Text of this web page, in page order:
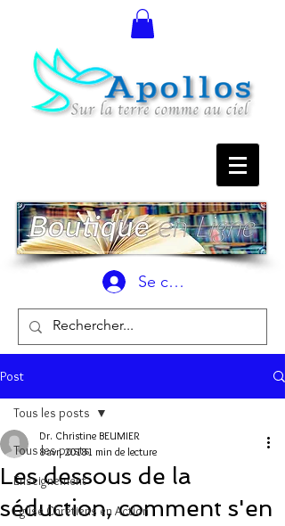
Se connecter
Post
Tous les posts
Enseignement
Eglise Chrétiens en Action
Tous les posts
Les dessous de la
séduction, comment s'en
Dr. Christine BEUMIER
8 avr. 20181 min de lecture